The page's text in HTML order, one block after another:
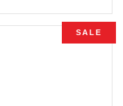
SALE